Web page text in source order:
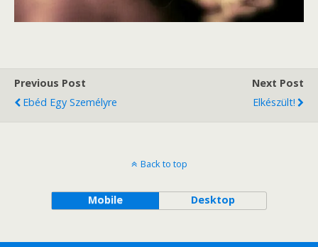
Previous Post
Ebéd Egy Személyre
Next Post
Elkészült!
Back to top
Mobile Desktop